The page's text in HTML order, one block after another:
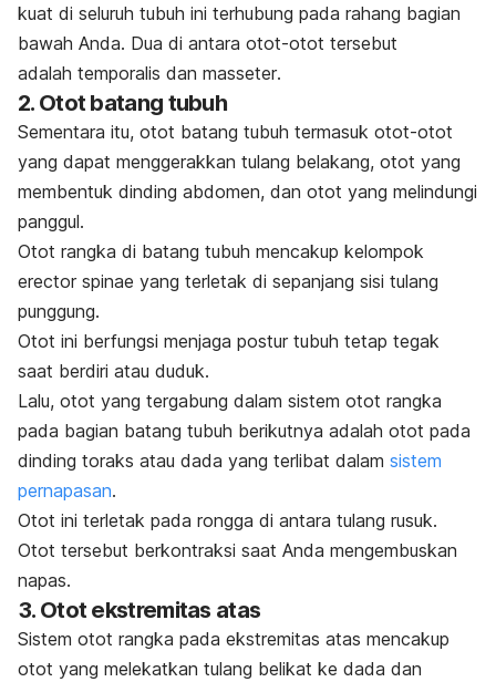
kuat di seluruh tubuh ini terhubung pada rahang bagian
bawah Anda. Dua di antara otot-otot tersebut
adalah temporalis dan masseter.
2. Otot batang tubuh
Sementara itu, otot batang tubuh termasuk otot-otot
yang dapat menggerakkan tulang belakang, otot yang
membentuk dinding abdomen, dan otot yang melindungi
panggul.
Otot rangka di batang tubuh mencakup kelompok
erector spinae yang terletak di sepanjang sisi tulang
punggung.
Otot ini berfungsi menjaga postur tubuh tetap tegak
saat berdiri atau duduk.
Lalu, otot yang tergabung dalam sistem otot rangka
pada bagian batang tubuh berikutnya adalah otot pada
dinding toraks atau dada yang terlibat dalam sistem
pernapasan.
Otot ini terletak pada rongga di antara tulang rusuk.
Otot tersebut berkontraksi saat Anda mengembuskan
napas.
3. Otot ekstremitas atas
Sistem otot rangka pada ekstremitas atas mencakup
otot yang melekatkan tulang belikat ke dada dan